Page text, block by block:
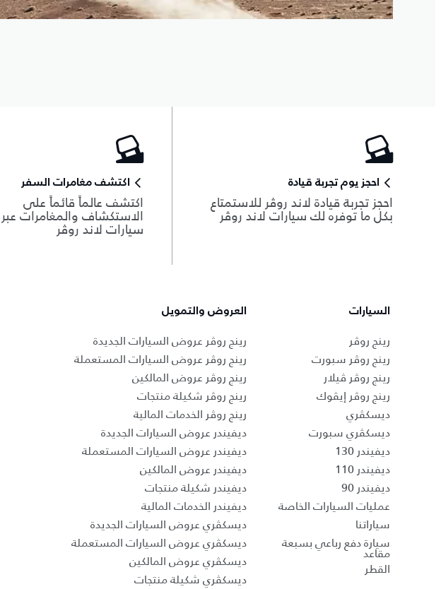
احجز يوم تجربة قيادة
احجز تجربة قيادة لاند روڤر للاستمتاع
بكل ما توفره لك سيارات لاند روڤر
اكتشف مغامرات السفر
اكتشف عالماً قائماً على
الاستكشاف والمغامرات عبر
سيارات لاند روڤر
السيارات
رينج روڤر
رينج روڤر سبورت
رينج روڤر ڤيلار
رينج روڤر إيڤوك
ديسكڤري
ديسكڤري سبورت
ديفيندر 130
ديفيندر 110
ديفيندر 90
عمليات السيارات الخاصة
سياراتنا
سيارة دفع رباعي بسبعة
مقاعد
القطر
العروض والتمويل
رينج روڤر عروض السيارات الجديدة
رينج روڤر عروض السيارات المستعملة
رينج روڤر عروض المالكين
رينج روڤر شكيلة منتجات
رينج روڤر الخدمات المالية
ديفيندر عروض السيارات الجديدة
ديفيندر عروض السيارات المستعملة
ديفيندر عروض المالكين
ديفيندر شكيلة منتجات
ديفيندر الخدمات المالية
ديسكڤري عروض السيارات الجديدة
ديسكڤري عروض السيارات المستعملة
ديسكڤري عروض المالكين
ديسكڤري شكيلة منتجات